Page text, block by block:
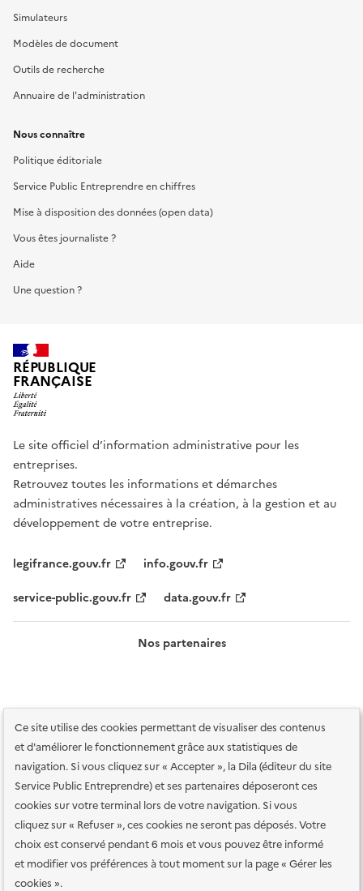
Ce site utilise des cookies permettant de visualiser des contenus
et d'améliorer le fonctionnement grâce aux statistiques de
navigation. Si vous cliquez sur « Accepter », la Dila (éditeur du site
Service Public Entreprendre) et ses partenaires déposeront ces
cookies sur votre terminal lors de votre navigation. Si vous
cliquez sur « Refuser », ces cookies ne seront pas déposés. Votre
choix est conservé pendant 6 mois et vous pouvez être informé
et modifier vos préférences à tout moment sur la page « Gérer les
cookies ».
Simulateurs
Modèles de document
Outils de recherche
Annuaire de l'administration
Nous connaître
Politique éditoriale
Service Public Entreprendre en chiffres
Mise à disposition des données (open data)
Vous êtes journaliste ?
Aide
Une question ?
RÉPUBLIQUE
FRANÇAISE
Le site officiel d’information administrative pour les
entreprises.
Retrouvez toutes les informations et démarches
administratives nécessaires à la création, à la gestion et au
développement de votre entreprise.
legifrance.gouv.fr
info.gouv.fr
service-public.gouv.fr
data.gouv.fr
Nos partenaires
Plan du site Accessibilité : totalement conforme
Accessibilité des
services en ligne
Mentions légales Données personnelles et sécurité
Conditions générales d'utilisation
Gestion des cookies
Paramètres d'affichage